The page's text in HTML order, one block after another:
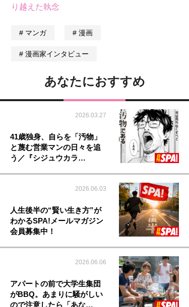
り越えた執念
マンガ 漫画
漫画家インタビュー
あなたにおすすめ
2026.03.27
41歳独身、自らを「汚物」
と蔑む営業マンの日々を追
う／『シジュウカラ…
2026.06.03
人生後半の“賢い生き方”が
わかるSPA!メールマガジン
会員募集中！
2026.06.06
アパートの前で大学生集団
がBBQ。あまりに騒がしい
ので注意したら「あな…